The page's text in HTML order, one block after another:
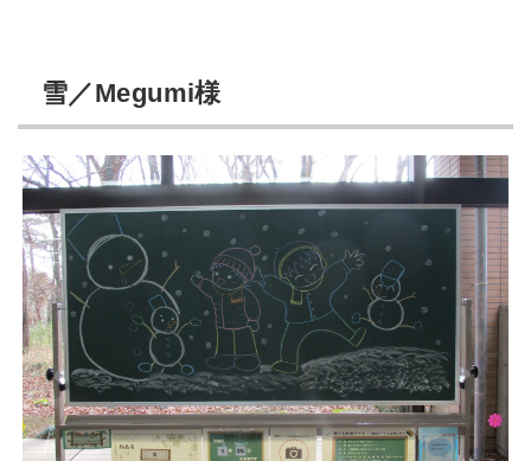
雪／Megumi様